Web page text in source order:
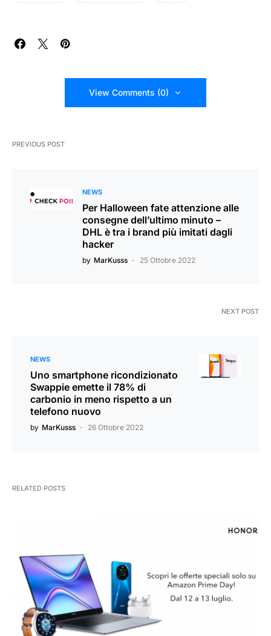
View Comments (0)
PREVIOUS POST
NEWS
Per Halloween fate attenzione alle
consegne dell’ultimo minuto –
DHL è tra i brand più imitati dagli
hacker
by MarKusss 25 Ottobre 2022
NEXT POST
NEWS
Uno smartphone ricondizionato
Swappie emette il 78% di
carbonio in meno rispetto a un
telefono nuovo
by MarKusss 26 Ottobre 2022
RELATED POSTS